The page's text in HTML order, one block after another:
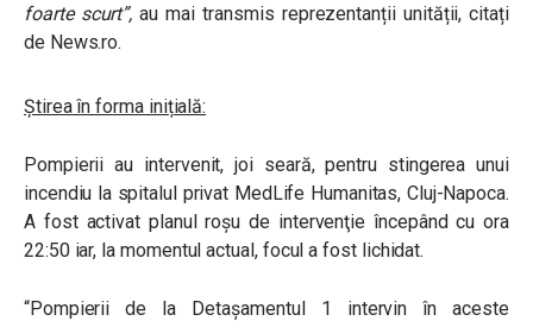
foarte scurt”,au mai transmis reprezentanții unității, citați
de News.ro.
Știrea în forma inițială:
Pompierii au intervenit, joi seară, pentru stingerea unui
incendiu la spitalul privat MedLife Humanitas, Cluj-Napoca.
A fost activat planul roşu de intervenţie începând cu ora
22:50 iar, la momentul actual, focul a fost lichidat.
“Pompierii de la Detaşamentul 1 intervin în aceste